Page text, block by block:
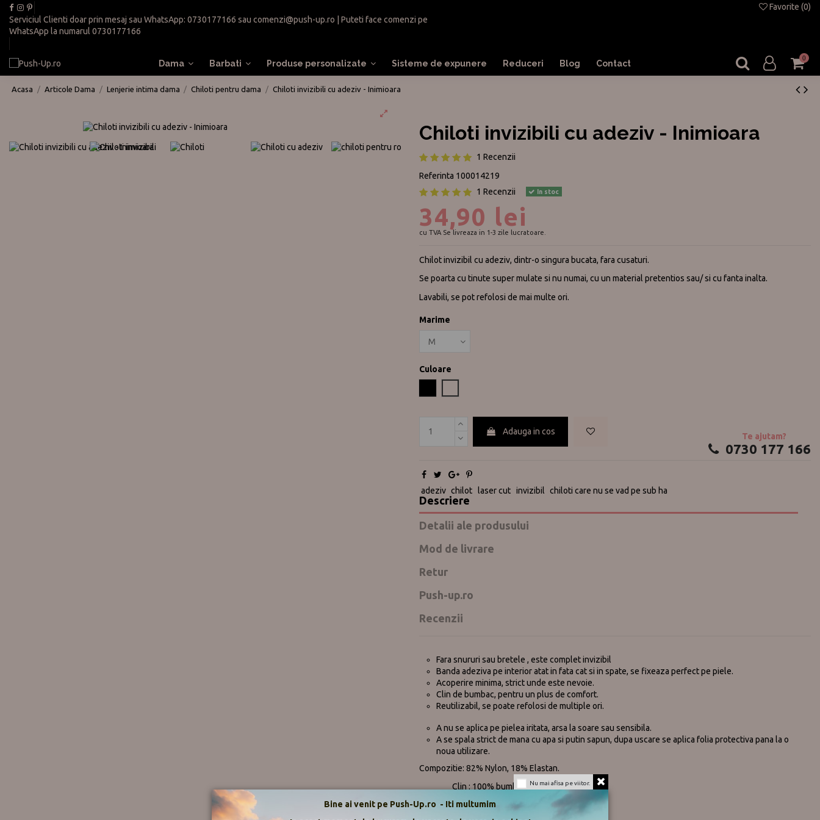
Serviciul Clienti doar prin mesaj sau WhatsApp: 0730177166 sau comenzi@push-up.ro | Puteti face comenzi pe
WhatsApp la numarul 0730177166
Favorite (0)
Dama Barbati Produse personalizate Sisteme de expunere Reduceri Blog Contact
0
Acasa Articole Dama Lenjerie intima dama Chiloti pentru dama Chiloti invizibili cu adeziv - Inimioara
Chiloti invizibili cu adeziv - Inimioara
1 Recenzii
Referinta 100014219
1 Recenzii
In stoc
34,90 lei
cu TVA Se livreaza in 1-3 zile lucratoare.
Chilot invizibil cu adeziv, dintr-o singura bucata, fara cusaturi.
Se poarta cu tinute super mulate si nu numai, cu un material pretentios sau/ si cu fanta inalta.
Lavabili, se pot refolosi de mai multe ori.
Marime
Culoare
Adauga in cos
adeziv chilot laser cut invizibil chiloti care nu se vad pe sub ha
Te ajutam?
0730 177 166
Descriere
Detalii ale produsului
Mod de livrare
Retur
Push-up.ro
Recenzii
Fara snururi sau bretele , este complet invizibil
Banda adeziva pe interior atat in fata cat si in spate, se fixeaza perfect pe piele.
Acoperire minima, strict unde este nevoie.
Clin de bumbac, pentru un plus de comfort.
Reutilizabil, se poate refolosi de multiple ori.
A nu se aplica pe pielea iritata, arsa la soare sau sensibila.
A se spala strict de mana cu apa si putin sapun, dupa uscare se aplica folia protectiva pana la o
noua utilizare.
Compozitie: 82% Nylon, 18% Elastan.
Clin : 100% bumbac
Tara de provenienta: China
Nu mai afisa pe viitor.
Bine ai venit pe Push-Up.ro - Iti multumim